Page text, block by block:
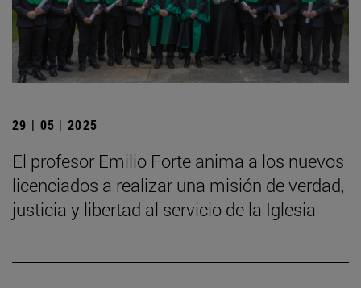
29 | 05 | 2025
El profesor Emilio Forte anima a los nuevos
licenciados a realizar una misión de verdad,
justicia y libertad al servicio de la Iglesia